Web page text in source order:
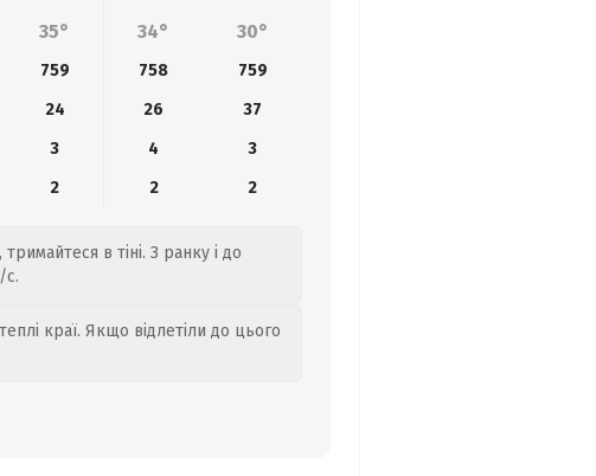
35° 34° 30°
759 758
759
24 26
37
3 4
3
2 2 2
в тіні. З ранку і до
с.
краї. Якщо відлетіли до цього